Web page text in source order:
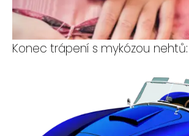
Konec trápení s mykózou